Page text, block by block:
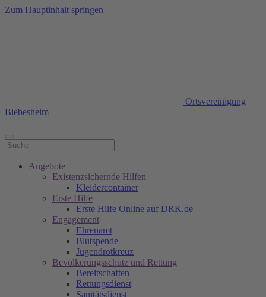
Zum Hauptinhalt springen
Ortsvereinigung
Biebesheim
Angebote
Existenzsichernde Hilfen
Kleidercontainer
Erste Hilfe
Erste Hilfe Online auf DRK.de
Engagement
Ehrenamt
Blutspende
Jugendrotkreuz
Bevölkerungsschutz und Rettung
Bereitschaften
Rettungsdienst
Sanitätsdienst